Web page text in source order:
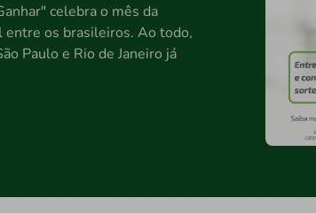
celebra o mês da
os brasileiros. Ao todo,
Paulo e Rio de Janeiro já